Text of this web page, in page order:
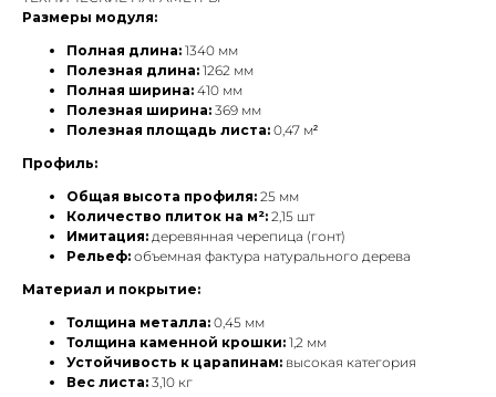
Размеры модуля:
Полная длина: 1340 мм
Полезная длина: 1262 мм
Полная ширина: 410 мм
Полезная ширина: 369 мм
Полезная площадь листа: 0,47 м²
Профиль:
Общая высота профиля: 25 мм
Количество плиток на м²: 2,15 шт
Имитация: деревянная черепица (гонт)
Рельеф: объемная фактура натурального дерева
Материал и покрытие:
Толщина металла: 0,45 мм
Толщина каменной крошки: 1,2 мм
Устойчивость к царапинам: высокая категория
Вес листа: 3,10 кг